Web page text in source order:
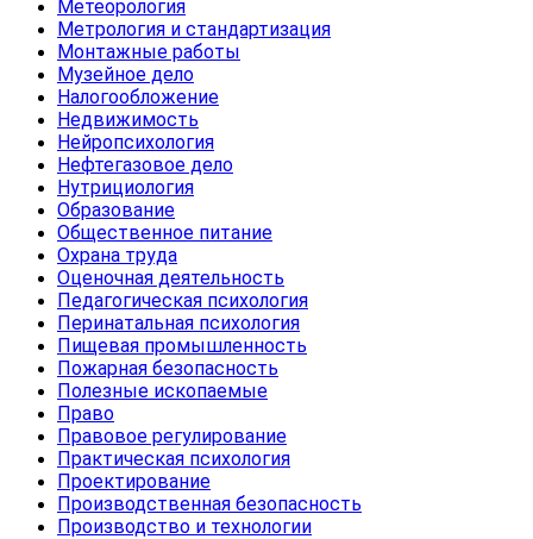
Метеорология
Метрология и стандартизация
Монтажные работы
Музейное дело
Налогообложение
Недвижимость
Нейропсихология
Нефтегазовое дело
Нутрициология
Образование
Общественное питание
Охрана труда
Оценочная деятельность
Педагогическая психология
Перинатальная психология
Пищевая промышленность
Пожарная безопасность
Полезные ископаемые
Право
Правовое регулирование
Практическая психология
Проектирование
Производственная безопасность
Производство и технологии